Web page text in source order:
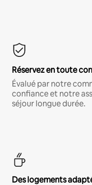
Réservez en toute
Évalué par notre
confiance et notre
séjour longue durée.
Des logements